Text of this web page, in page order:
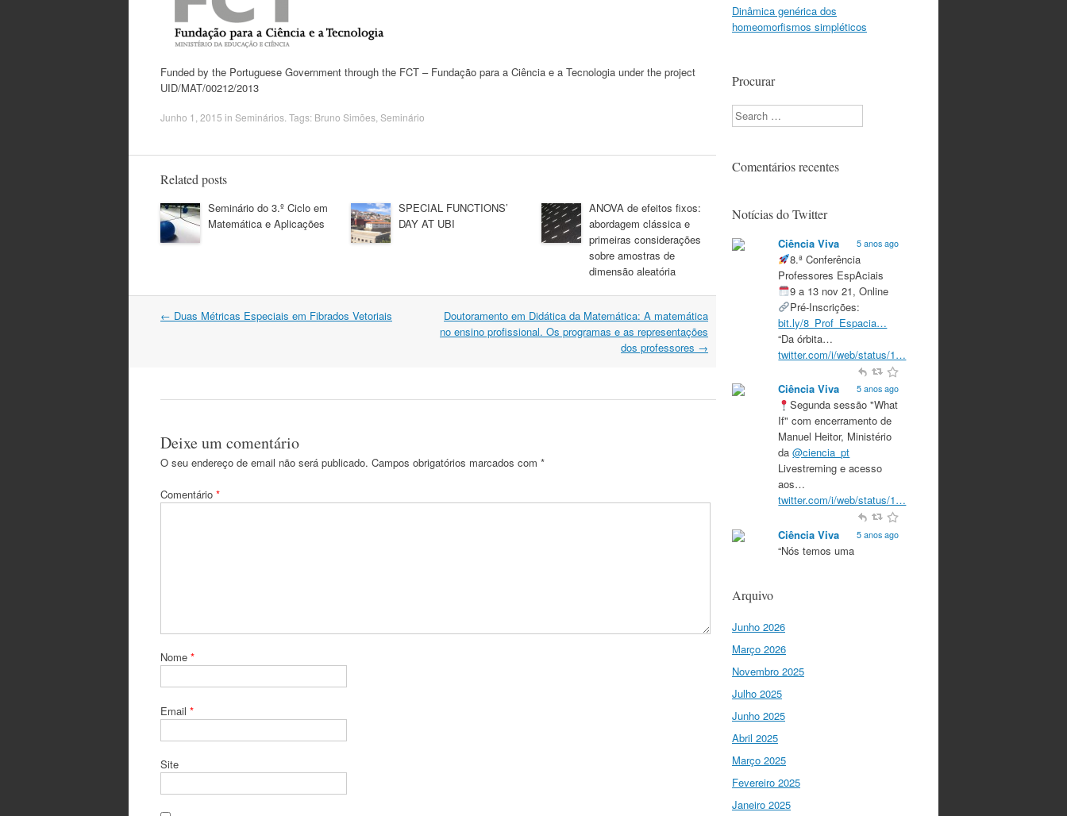
Funded by the Portuguese Government through the FCT – Fundação para a Ciência e a Tecnologia under the project
UID/MAT/00212/2013
Junho 1, 2015 in Seminários . Tags: Bruno Simões Seminário
Related posts
Seminário do 3.º Ciclo em
Matemática e Aplicações
SPECIAL FUNCTIONS’
DAY AT UBI
ANOVA de efeitos fixos:
abordagem clássica e
primeiras considerações
sobre amostras de
dimensão aleatória
Post
← Duas Métricas Especiais em Fibrados Vetoriais
Doutoramento em Didática da Matemática: A matemática
no ensino profissional. Os programas e as representações
dos professores →
Deixe um comentário
O seu endereço de email não será publicado. Campos obrigatórios marcados com *
Comentário *
Nome *
Email *
Site
Dinâmica genérica dos
homeomorfismos simpléticos
Procurar
Search
Comentários recentes
Notícias do Twitter
Ciência Viva 5 anos ago
8.ª Conferência
Professores EspAciais
9 a 13 nov 21, Online
Pré-Inscrições:
bit.ly/8_Prof_Espacia…
“Da órbita…
twitter.com/i/web/status/1…
Ciência Viva 5 anos ago
Segunda sessão "What
If" com encerramento de
Manuel Heitor, Ministério
da@ciencia_pt
Livestreming e acesso
aos…
twitter.com/i/web/status/1…
Ciência Viva 5 anos ago
“Nós temos uma
conseguimos criar…
twitter.com/i/web/status/1…
Ciência Viva
“O que nos distingue de
outros locais é a nossa
em três valores:
twitter.com/i/web/status/1…
Arquivo
Junho 2026
Março 2026
Novembro 2025
Julho 2025
Junho 2025
Abril 2025
Março 2025
Fevereiro 2025
Janeiro 2025